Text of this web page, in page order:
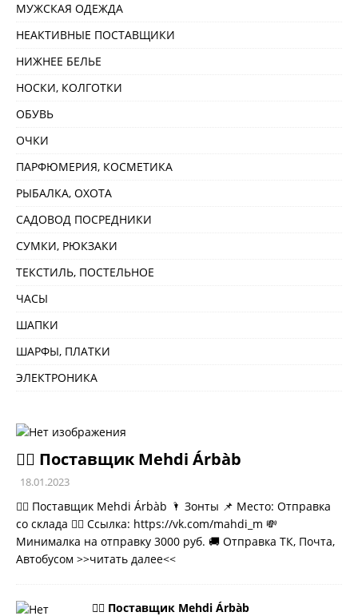
МУЖСКАЯ ОДЕЖДА
НЕАКТИВНЫЕ ПОСТАВЩИКИ
НИЖНЕЕ БЕЛЬЕ
НОСКИ, КОЛГОТКИ
ОБУВЬ
ОЧКИ
ПАРФЮМЕРИЯ, КОСМЕТИКА
РЫБАЛКА, ОХОТА
САДОВОД ПОСРЕДНИКИ
СУМКИ, РЮКЗАКИ
ТЕКСТИЛЬ, ПОСТЕЛЬНОЕ
ЧАСЫ
ШАПКИ
ШАРФЫ, ПЛАТКИ
ЭЛЕКТРОНИКА
💁‍♂ Поставщик Mehdi Árbàb
18.01.2023
💁‍♂ Поставщик Mehdi Árbàb 🌂 Зонты 📌 Место: Отправка
со склада 👉🏻 Ссылка: https://vk.com/mahdi_m 💸
Минималка на отправку 3000 руб. 🚚 Отправка ТК, Почта,
Автобусом >>читать далее<<
💁‍♂ Поставщик Mehdi Árbàb